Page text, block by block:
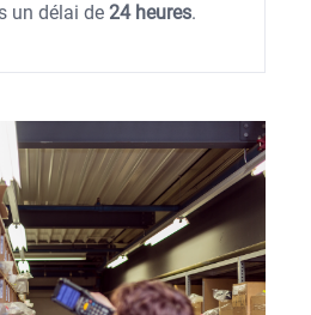
un délai de 24 heures.